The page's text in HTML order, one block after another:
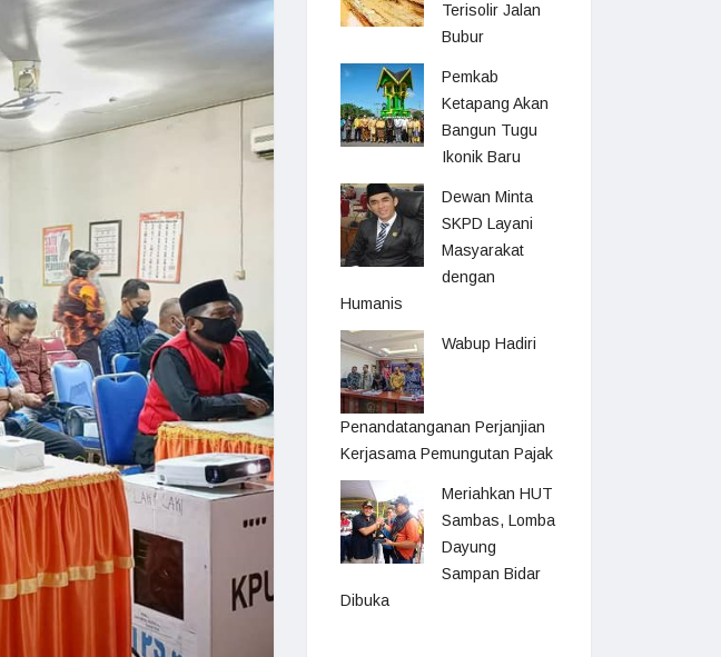
Terisolir Jalan
Bubur
Pemkab
Ketapang Akan
Bangun Tugu
Ikonik Baru
Dewan Minta
SKPD Layani
Masyarakat
dengan
Humanis
Wabup Hadiri
Penandatanganan Perjanjian
Kerjasama Pemungutan Pajak
Meriahkan HUT
Sambas, Lomba
Dayung
Sampan Bidar
Dibuka